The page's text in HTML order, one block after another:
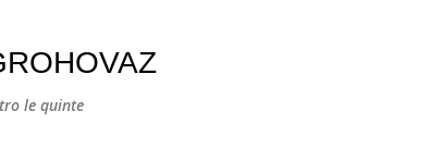
le quinte